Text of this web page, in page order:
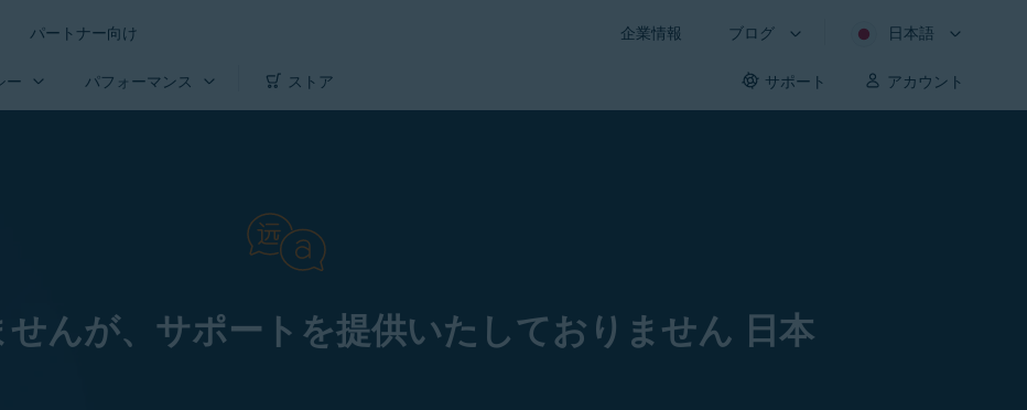
パートナー向け 企業情報 ブログ 日本語
ー パフォーマンス ストア サポート アカウント
んが、サポートを提供いたしておりません 日本